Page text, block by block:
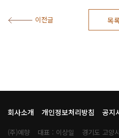
이전글 목
회사소개 개인정보처리방침 공지
(주)예향 대표 : 이상일
경기도 고양